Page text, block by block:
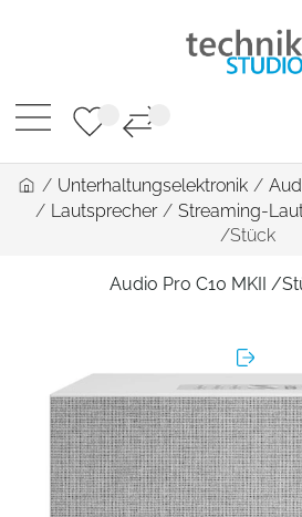
/ Unterhaltungselektronik /
/ Lautsprecher/ Streaming-
/Stück
Audio Pro C10 MKII /